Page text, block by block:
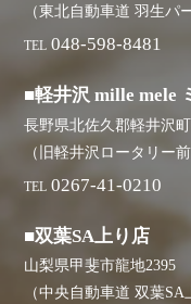
（東北自動車道 羽生パ
TEL 048-598-8481
■軽井沢 mille mele
長野県北佐久郡軽井沢
（旧軽井沢ロータリー前
TEL 0267-41-0210
■双葉SA上り店
山梨県甲斐市龍地2395
（中央自動車道 双葉SA